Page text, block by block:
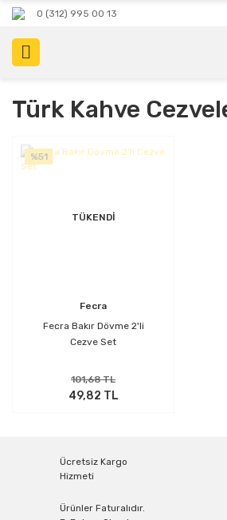
0 (312) 995 00 13
Türk Kahve
%51
TÜKENDİ
Fecra
Fecra Bakır Dövme 2'li
Cezve Set
101,68 TL
49,82 TL
Ücretsiz Kargo
Hizmeti
Ürünler Faturalıdır.